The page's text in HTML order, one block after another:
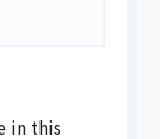
in this